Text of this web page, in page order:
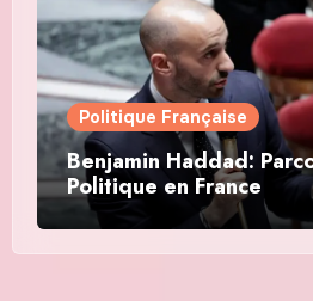
Politique Française
Benjamin Haddad:
Politique en France